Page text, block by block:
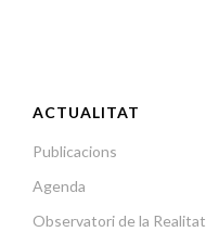
ACTUALITAT
Publicacions
Agenda
Observatori de la Realitat